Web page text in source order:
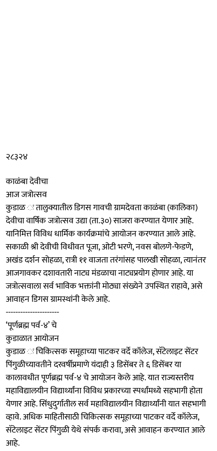
२८३२४
काळंबा देवीचा
आज जत्रोत्सव
कुडाळ ः तालुक्यातील डिगस गावची ग्रामदेवता काळंबा (कालिका)
देवीचा वार्षिक जत्रोत्सव उद्या (ता.३०) साजरा करण्यात येणार आहे.
यानिमित्त विविध धार्मिक कार्यक्रमांचे आयोजन करण्यात आले आहे.
सकाळी श्री देवीची विधीवत पूजा, ओटी भरणे, नवस बोलणे-फेडणे,
अखंड दर्शन सोहळा, रात्री ११ वाजता तरंगांसह पालखी सोहळा, त्यानंतर
आजगावकर दशावतारी नाट्य मंडळाचा नाट्यप्रयोग होणार आहे. या
जत्रोत्सवाला सर्व भाविक भक्तांनी मोठ्या संख्येने उपस्थित राहावे, असे
आवाहन डिगस ग्रामस्थांनी केले आहे.
----------------------
‘पूर्णब्रह्म पर्व-४’ चे
कुडाळात आयोजन
कुडाळ ः चिकित्सक समूहाच्या पाटकर वर्दे कॉलेज, सॅटेलाइट सेंटर
पिंगुळीच्यावतीने दरवर्षीप्रमाणे यंदाही ३ डिसेंबर ते ६ डिसेंबर या
कालावधीत पूर्णब्रह्म पर्व-४ चे आयोजन केले आहे. यात राज्यस्तरीय
महाविद्यालयीन विद्यार्थ्यांना विविध प्रकारच्या स्पर्धांमध्ये सहभागी होता
येणार आहे. सिंधुदुर्गातील सर्व महाविद्यालयीन विद्यार्थ्यांनी यात सहभागी
व्हावे. अधिक माहितीसाठी चिकित्सक समूहाच्या पाटकर वर्दे कॉलेज,
सॅटेलाइट सेंटर पिंगुळी येथे संपर्क करावा, असे आवाहन करण्यात आले
आहे.